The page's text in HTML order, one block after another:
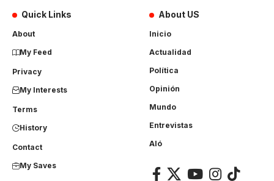
Quick Links
About
My Feed
Privacy
My Interests
Terms
History
Contact
My Saves
About US
Inicio
Actualidad
Política
Opinión
Mundo
Entrevistas
Aló